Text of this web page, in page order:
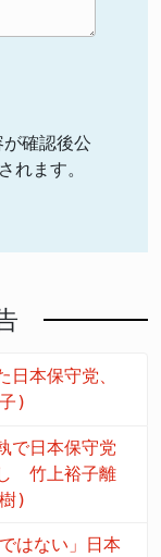
確認後公
れます。
本保守党、
)
で日本保守党
竹上裕子離
)
はない」日本